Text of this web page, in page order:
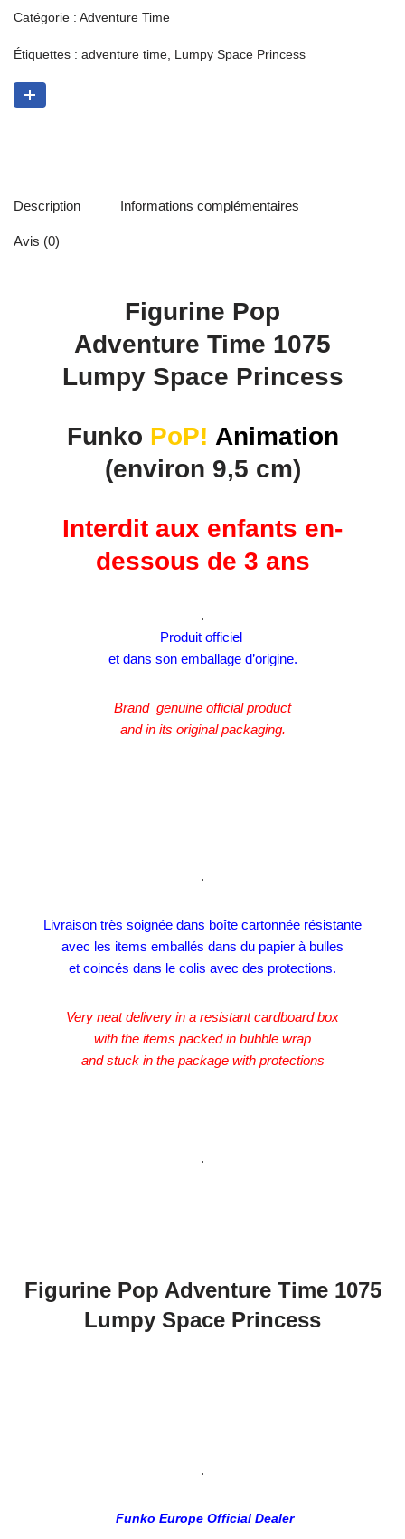
Catégorie : Adventure Time
Étiquettes : adventure time Lumpy Space Princess
Description Informations complémentaires
Avis (0)
Figurine Pop
Adventure Time 1075
Lumpy Space Princess
Funko PoP! Animation
(environ 9,5 cm)
Interdit aux enfants en-
dessous de 3 ans
.
Produit officiel
et dans son emballage d’origine.
Brand genuine official product
and in its original packaging.
.
Livraison très soignée dans boîte cartonnée résistante
avec les items emballés dans du papier à bulles
et coincés dans le colis avec des protections.
Very neat delivery in a resistant cardboard box
with the items packed in bubble wrap
and stuck in the package with protections
.
Figurine Pop Adventure Time 1075
Lumpy Space Princess
.
Funko Europe Official Dealer